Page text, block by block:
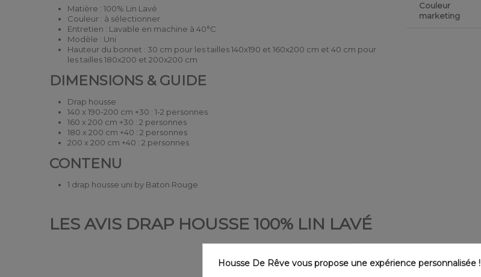
Matière : 100% Lin Lavé
Couleur : à sélectionner
Entretien : Lavable en machine à 40°C
Modèle : Uni
Hauteur du bonnet : 30 cm pour les tailles 140x190 et 160x200 cm et 40 cm pour
les tailles 180x200 et 200x200 cm
DIMENSIONS & GUIDE
Drap housse
140 x 190-200 cm +30 : 1-2 personnes
160 x 200 cm +30 : 2 personnes
180 x 200 cm +40 : 2 personnes
200 x 200 cm +40 : 2 personnes
CONTENU
1 drap housse uni by Baton Rouge
Couleur
marketing
LES AVIS DRAP HOUSSE 100% LIN LAVÉ
Housse De Rêve vous propose une expérience personnalisée !